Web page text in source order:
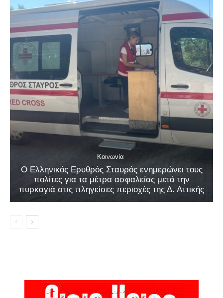
Κοινωνία
Ο Ελληνικός Ερυθρός Σταυρός ενημερώνει τους
πολίτες για τα μέτρα ασφαλείας μετά την
πυρκαγιά στις πληγείσες περιοχές της Δ. Αττικής